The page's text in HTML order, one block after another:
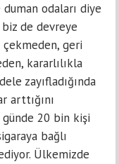
duman odaları diye
de devreye
çekmeden, geri
kararlılıkla
zayıfladığında
arttığını
günde 20 bin kişi
bağlı
Ülkemizde